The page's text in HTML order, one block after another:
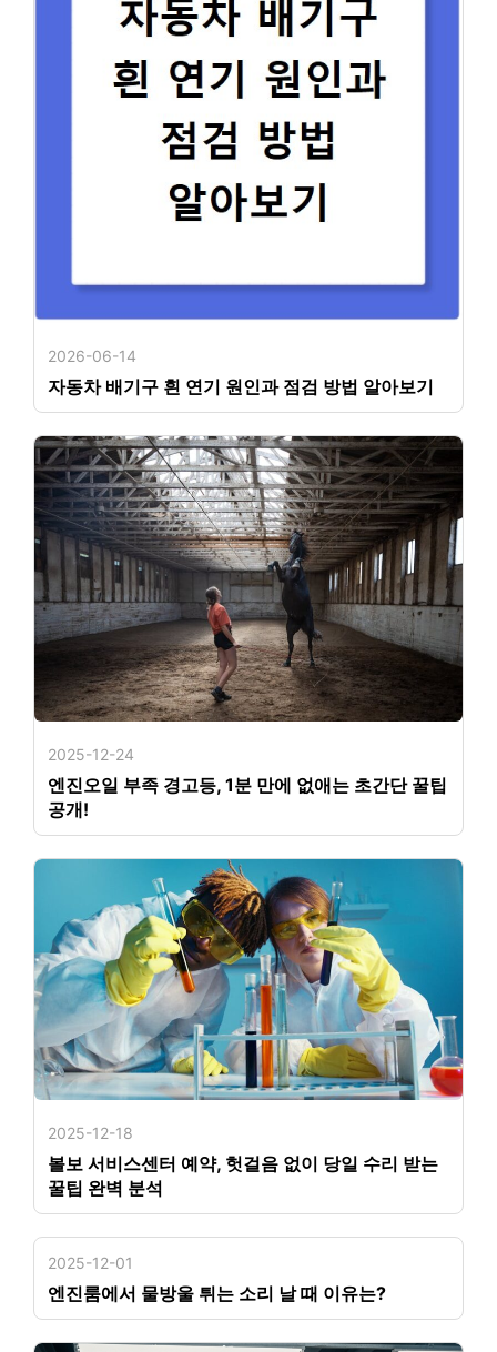
2026-06-14
자동차 배기구 흰 연기 원인과 점검 방법 알아보기
2025-12-24
엔진오일 부족 경고등, 1분 만에 없애는 초간단 꿀팁
공개!
2025-12-18
볼보 서비스센터 예약, 헛걸음 없이 당일 수리 받는
꿀팁 완벽 분석
2025-12-01
엔진룸에서 물방울 튀는 소리 날 때 이유는?